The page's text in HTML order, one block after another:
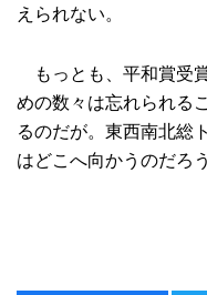
えられない。
もっとも、平和賞受
めの数々は忘れられる
るのだが。東西南北総
はどこへ向かうのだろう